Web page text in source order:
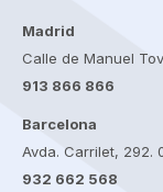
Madrid
Calle de Manuel
913 866 866
Barcelona
Avda. Carrilet, 292.
932 662 568